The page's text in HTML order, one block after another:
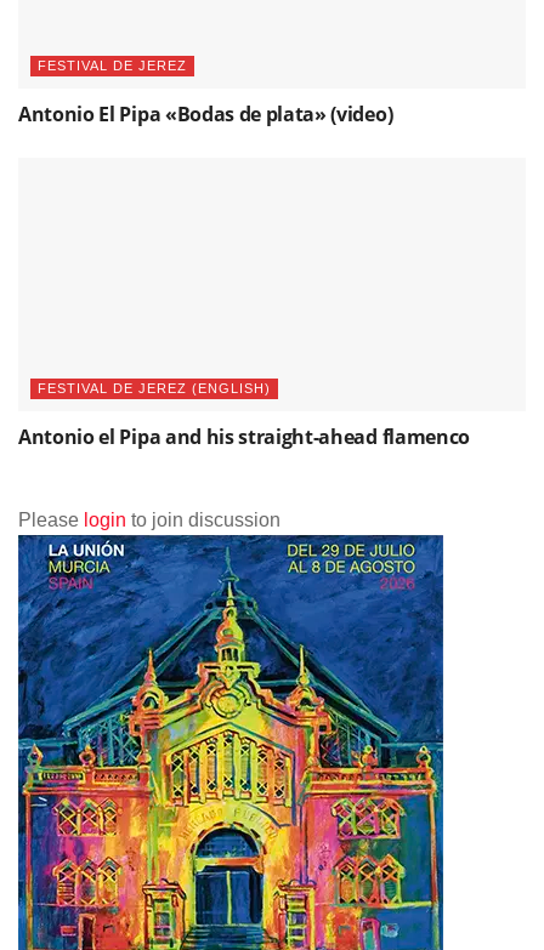
FESTIVAL DE JEREZ
Antonio El Pipa «Bodas de plata» (video)
FESTIVAL DE JEREZ (ENGLISH)
Antonio el Pipa and his straight-ahead flamenco
Please login to join discussion